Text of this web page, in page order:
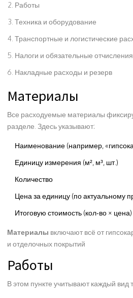
Работы
Техника и оборудование
Транспортные и логистические
Налоги и обязательные отчисления
Накладные расходы и резерв
Материалы
Все расходуемые материалы
разделе. Здесь указывают:
Наименование (например,
Единицу измерения (м², м³, шт.)
Количество
Цена за единицу (по актуальному
Итоговую стоимость (кол‑во × цена)
Материалы включают всё от
и отделочных покрытий
Работы
В этом пункте учитывают каждый вид